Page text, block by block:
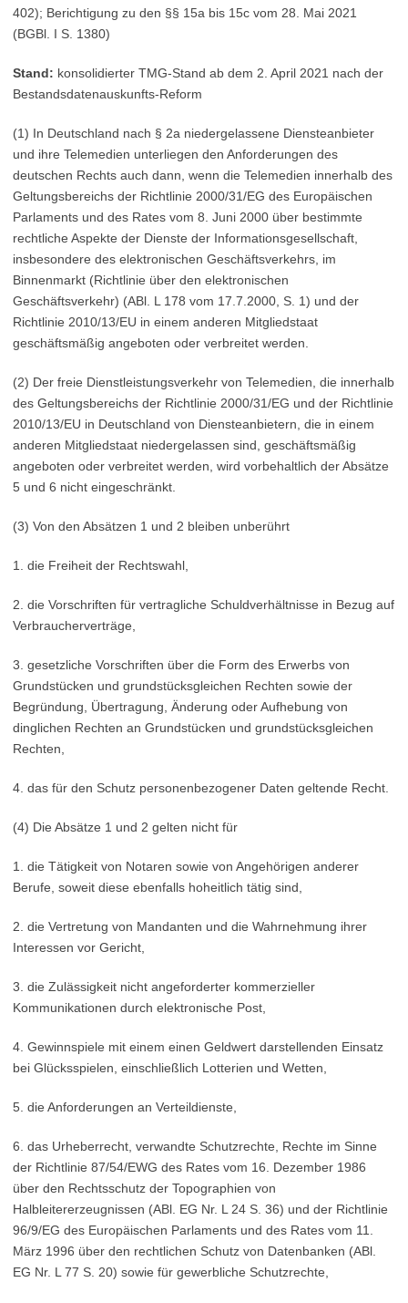
402); Berichtigung zu den §§ 15a bis 15c vom 28. Mai 2021
(BGBl. I S. 1380)
Stand: konsolidierter TMG-Stand ab dem 2. April 2021 nach der
Bestandsdatenauskunfts-Reform
(1) In Deutschland nach § 2a niedergelassene Diensteanbieter
und ihre Telemedien unterliegen den Anforderungen des
deutschen Rechts auch dann, wenn die Telemedien innerhalb des
Geltungsbereichs der Richtlinie 2000/31/EG des Europäischen
Parlaments und des Rates vom 8. Juni 2000 über bestimmte
rechtliche Aspekte der Dienste der Informationsgesellschaft,
insbesondere des elektronischen Geschäftsverkehrs, im
Binnenmarkt (Richtlinie über den elektronischen
Geschäftsverkehr) (ABl. L 178 vom 17.7.2000, S. 1) und der
Richtlinie 2010/13/EU in einem anderen Mitgliedstaat
geschäftsmäßig angeboten oder verbreitet werden.
(2) Der freie Dienstleistungsverkehr von Telemedien, die innerhalb
des Geltungsbereichs der Richtlinie 2000/31/EG und der Richtlinie
2010/13/EU in Deutschland von Diensteanbietern, die in einem
anderen Mitgliedstaat niedergelassen sind, geschäftsmäßig
angeboten oder verbreitet werden, wird vorbehaltlich der Absätze
5 und 6 nicht eingeschränkt.
(3) Von den Absätzen 1 und 2 bleiben unberührt
1. die Freiheit der Rechtswahl,
2. die Vorschriften für vertragliche Schuldverhältnisse in Bezug auf
Verbraucherverträge,
3. gesetzliche Vorschriften über die Form des Erwerbs von
Grundstücken und grundstücksgleichen Rechten sowie der
Begründung, Übertragung, Änderung oder Aufhebung von
dinglichen Rechten an Grundstücken und grundstücksgleichen
Rechten,
4. das für den Schutz personenbezogener Daten geltende Recht.
(4) Die Absätze 1 und 2 gelten nicht für
1. die Tätigkeit von Notaren sowie von Angehörigen anderer
Berufe, soweit diese ebenfalls hoheitlich tätig sind,
2. die Vertretung von Mandanten und die Wahrnehmung ihrer
Interessen vor Gericht,
3. die Zulässigkeit nicht angeforderter kommerzieller
Kommunikationen durch elektronische Post,
4. Gewinnspiele mit einem einen Geldwert darstellenden Einsatz
bei Glücksspielen, einschließlich Lotterien und Wetten,
5. die Anforderungen an Verteildienste,
6. das Urheberrecht, verwandte Schutzrechte, Rechte im Sinne
der Richtlinie 87/54/EWG des Rates vom 16. Dezember 1986
über den Rechtsschutz der Topographien von
Halbleitererzeugnissen (ABl. EG Nr. L 24 S. 36) und der Richtlinie
96/9/EG des Europäischen Parlaments und des Rates vom 11.
März 1996 über den rechtlichen Schutz von Datenbanken (ABl.
EG Nr. L 77 S. 20) sowie für gewerbliche Schutzrechte,